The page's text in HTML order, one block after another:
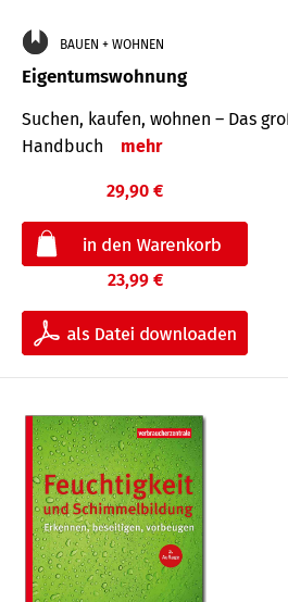
BAUEN + WOHNEN
Eigentumswohnung
Suchen, kaufen, wohnen – Das
Handbuch
mehr
29,90 €
23,99 €